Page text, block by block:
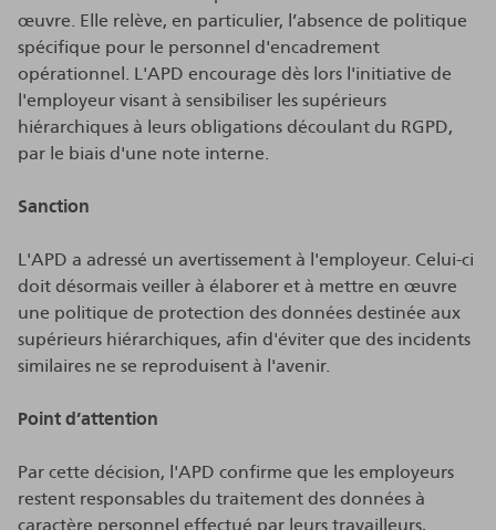
œuvre. Elle relève, en particulier, l’absence de politique
spécifique pour le personnel d'encadrement
opérationnel. L'APD encourage dès lors l'initiative de
l'employeur visant à sensibiliser les supérieurs
hiérarchiques à leurs obligations découlant du RGPD,
par le biais d'une note interne.
Sanction
L'APD a adressé un avertissement à l'employeur. Celui-ci
doit désormais veiller à élaborer et à mettre en œuvre
une politique de protection des données destinée aux
supérieurs hiérarchiques, afin d'éviter que des incidents
similaires ne se reproduisent à l'avenir.
Point d’attention
Par cette décision, l'APD confirme que les employeurs
restent responsables du traitement des données à
caractère personnel effectué par leurs travailleurs,